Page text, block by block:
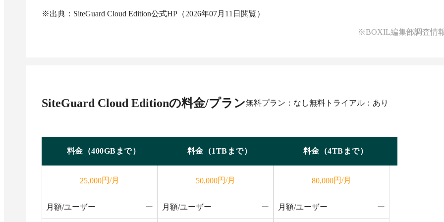
※出典：SiteGuard Cloud Edition公式HP（2026年07月11日閲覧）
※BOXIL編集部調査情
SiteGuard Cloud Editionの料金/プラン無料プラン：なし無料トライアル：あり
料金（400GBまで）
25,000円/月
月額/ユーザー ー
料金（1TBまで）
50,000円/月
月額/ユーザー ー
料金（4TBまで）
80,000円/月
月額/ユーザー ー